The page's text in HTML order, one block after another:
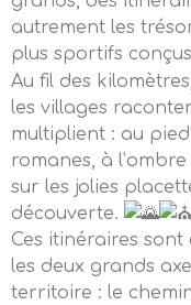
autrement les
plus sportifs
Au fil des
les villages
multiplient : au
romanes, à
sur les jolies
découverte.
Ces itinéraires sont
les deux grands
territoire : le